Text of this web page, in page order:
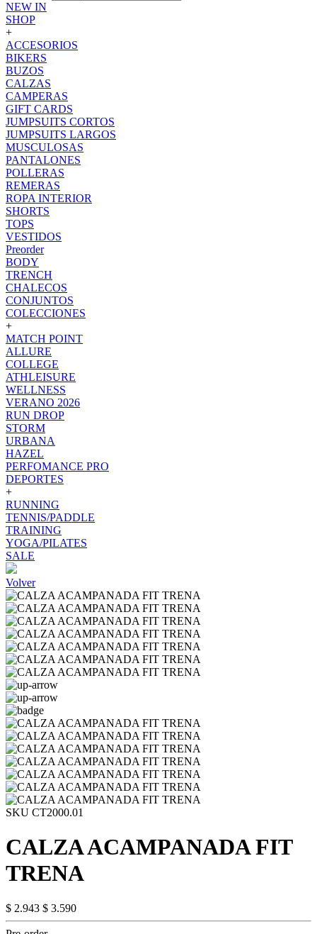
NEW IN
SHOP
+
ACCESORIOS
BIKERS
BUZOS
CALZAS
CAMPERAS
GIFT CARDS
JUMPSUITS CORTOS
JUMPSUITS LARGOS
MUSCULOSAS
PANTALONES
POLLERAS
REMERAS
ROPA INTERIOR
SHORTS
TOPS
VESTIDOS
Preorder
BODY
TRENCH
CHALECOS
CONJUNTOS
COLECCIONES
+
MATCH POINT
ALLURE
COLLEGE
ATHLEISURE
WELLNESS
VERANO 2026
RUN DROP
STORM
URBANA
HAZEL
PERFOMANCE PRO
DEPORTES
+
RUNNING
TENNIS/PADDLE
TRAINING
YOGA/PILATES
SALE
Volver
SKU CT2000.01
CALZA ACAMPANADA FIT
TRENA
$ 2.943 $ 3.590